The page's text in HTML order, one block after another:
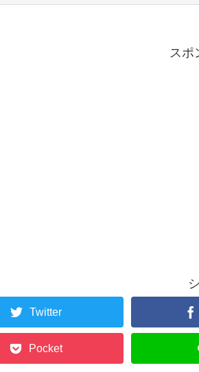
スポ
Twitter
Pocket